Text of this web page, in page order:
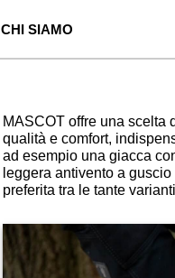
CHI SIAMO
MASCOT offre una scelta
qualità e comfort,
ad esempio una giacca
leggera antivento a
preferita tra le tante